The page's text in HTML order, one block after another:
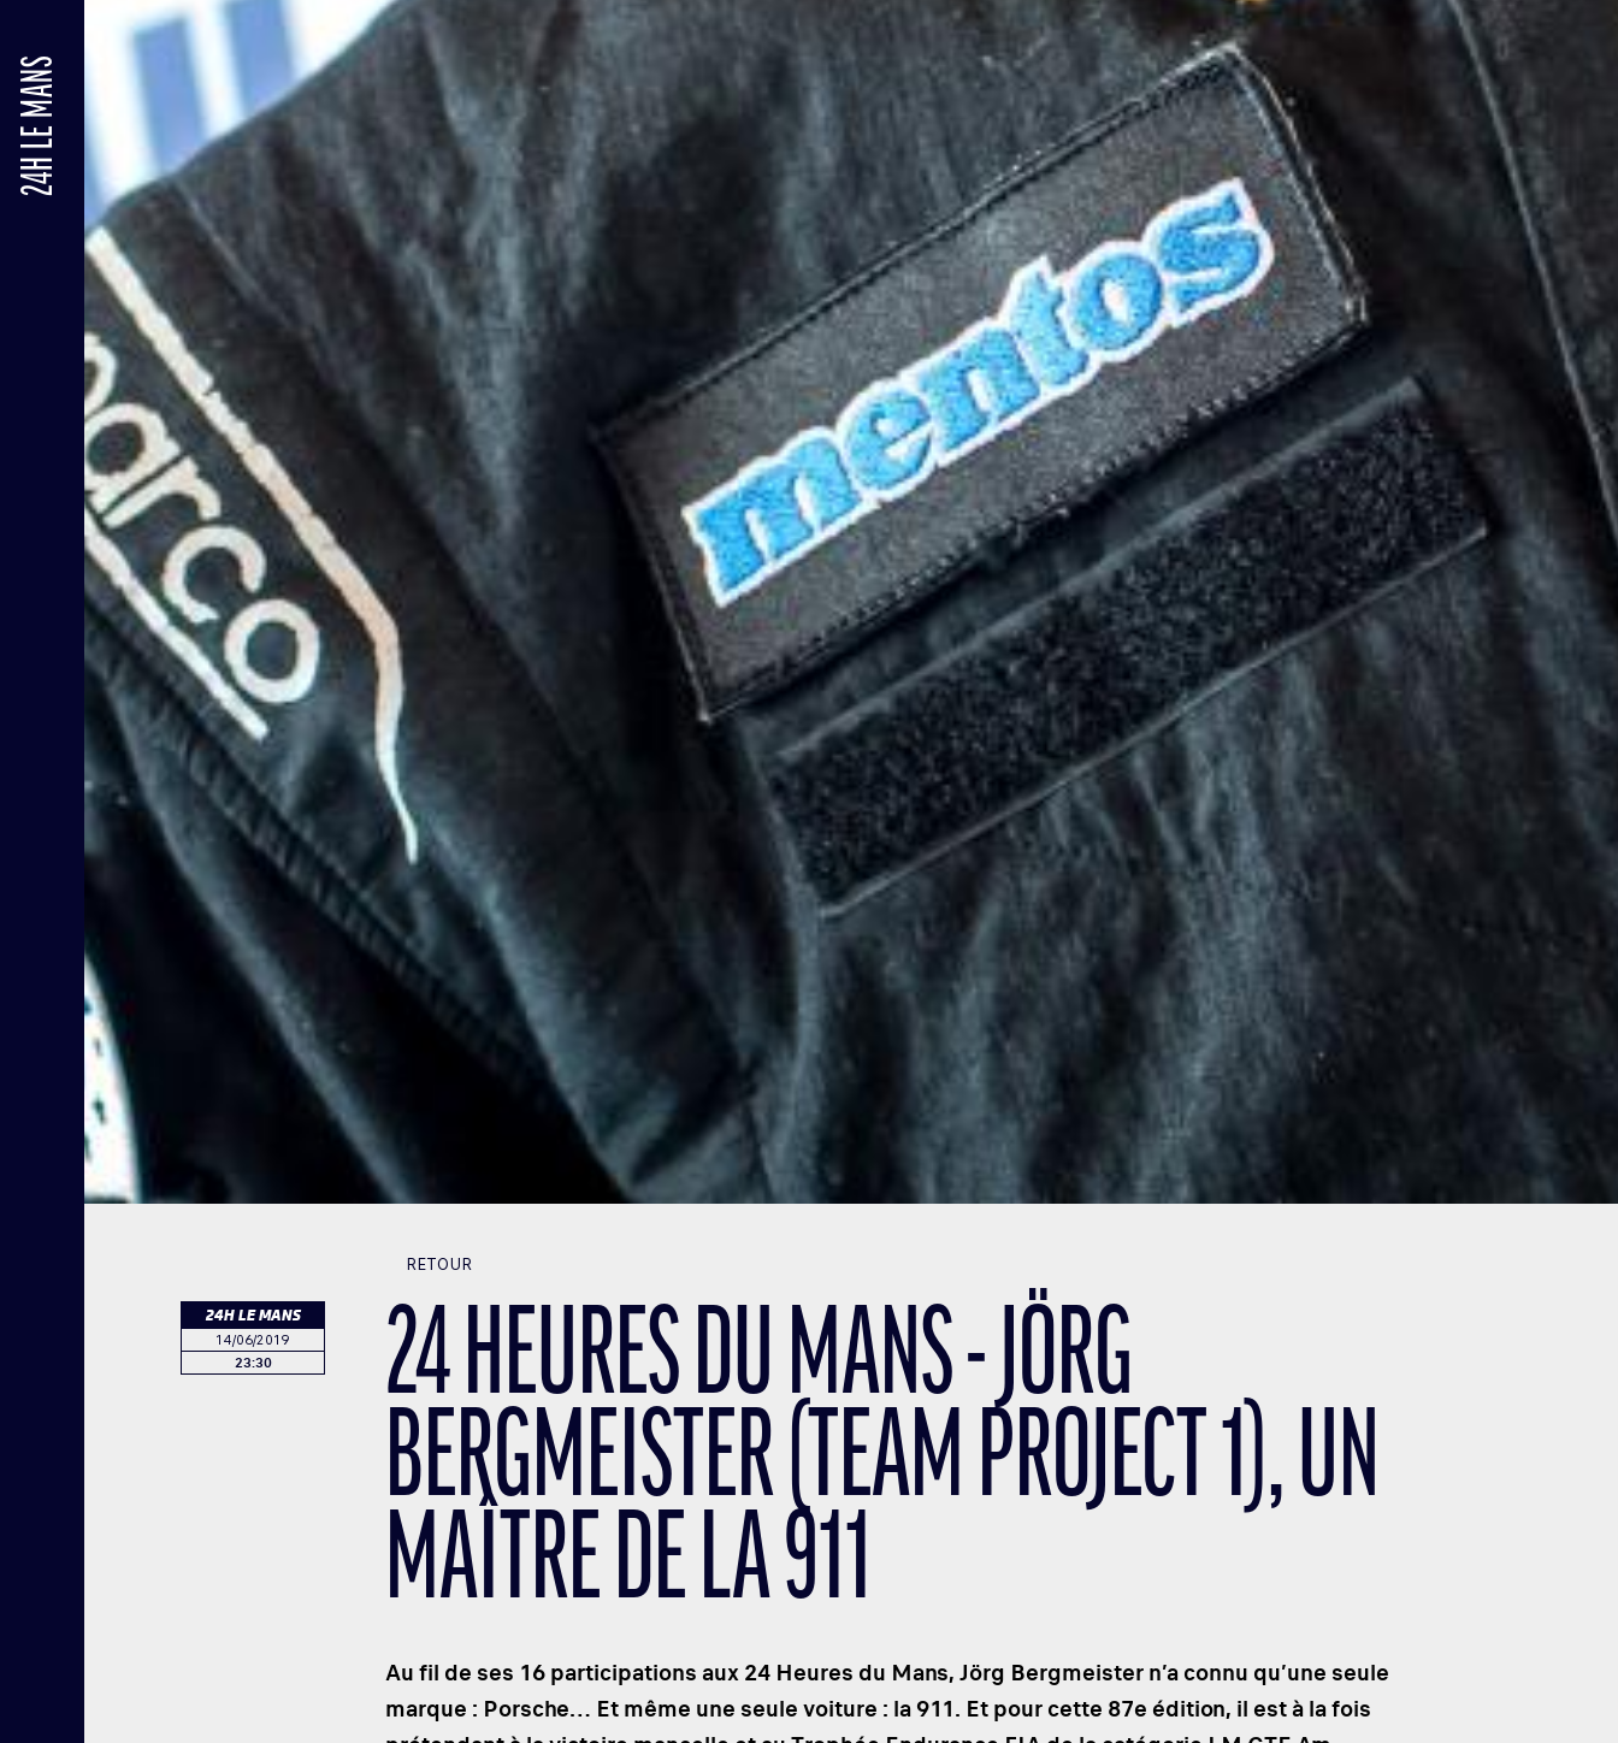
24H LE MANS
24H LE MANS
14/06/2019
23:30
RETOUR
24 HEURES DU MANS - JÖRG
BERGMEISTER (TEAM PROJECT 1), UN
MAÎTRE DE LA 911
Au fil de ses 16 participations aux 24 Heures du Mans, Jörg Bergmeister n’a connu qu’une seule
marque : Porsche… Et même une seule voiture : la 911. Et pour cette 87e édition, il est à la fois